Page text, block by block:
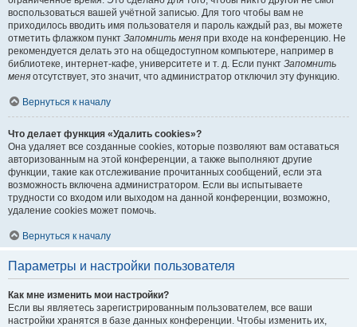
воспользоваться вашей учётной записью. Для того чтобы вам не
приходилось вводить имя пользователя и пароль каждый раз, вы можете
отметить флажком пункт Запомнить меня при входе на конференцию. Не
рекомендуется делать это на общедоступном компьютере, например в
библиотеке, интернет-кафе, университете и т. д. Если пункт Запомнить
меня отсутствует, это значит, что администратор отключил эту функцию.
Вернуться к началу
Что делает функция «Удалить cookies»?
Она удаляет все созданные cookies, которые позволяют вам оставаться
авторизованным на этой конференции, а также выполняют другие
функции, такие как отслеживание прочитанных сообщений, если эта
возможность включена администратором. Если вы испытываете
трудности со входом или выходом на данной конференции, возможно,
удаление cookies может помочь.
Вернуться к началу
Параметры и настройки пользователя
Как мне изменить мои настройки?
Если вы являетесь зарегистрированным пользователем, все ваши
настройки хранятся в базе данных конференции. Чтобы изменить их,